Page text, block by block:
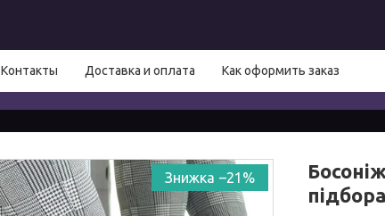
Контакты Доставка и оплата Как оформить заказ
–21%